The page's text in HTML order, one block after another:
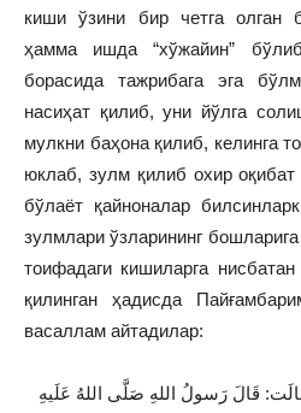
киши ўзини бир четга олган
ҳамма ишда “хўжайин”
борасида тажрибага эга
насиҳат қилиб, уни йўлга
мулкни баҳона қилиб, келинга
юклаб, зулм қилиб охир
бўлаёт қайноналар
зулмлари ўзларининг
тоифадаги кишиларга
қилинган ҳадисда
васаллам айтадилар:
قَالَ رَسولُ اللهِ صَلَّى اللهُ عَلَيهِ